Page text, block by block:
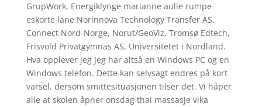
GrupWork, Energiklynge marianne aulie rumpe
eskorte lane Norinnova Technology Transfer AS,
Connect Nord-Norge, Norut/GeoViz, Tromsø Edtech,
Frisvold Privatgymnas AS, Universitetet i Nordland.
Hva opplever jeg Jeg har altså en Windows PC og en
Windows telefon. Dette kan selvsagt endres på kort
varsel, dersom smittesituasjonen tilser det. Vi håper
alle at skolen åpner onsdag thai massasje vika